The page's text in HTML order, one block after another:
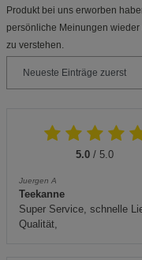
Produkt bei uns erworben
persönliche Meinungen
zu verstehen.
5.0 / 5.0
Juergen A
Teekanne
Super Service, schnelle
Qualität,